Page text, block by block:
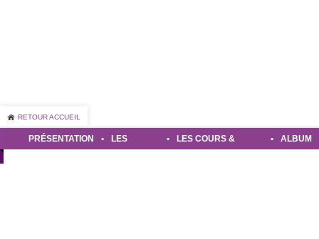
RETOUR ACCUEIL
PRÉSENTATION • LES • LES COURS & • ALBUM